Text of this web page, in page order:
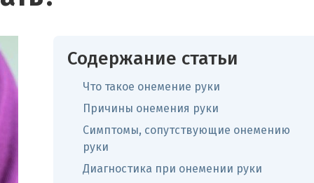
Содержание статьи
Что такое онемение руки
Причины онемения руки
Симптомы, сопутствующие онемению
руки
Диагностика при онемении руки